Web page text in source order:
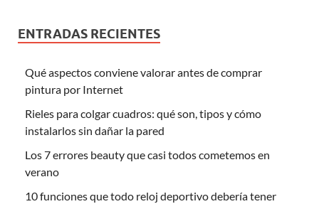
ENTRADAS RECIENTES
Qué aspectos conviene valorar antes de comprar
pintura por Internet
Rieles para colgar cuadros: qué son, tipos y cómo
instalarlos sin dañar la pared
Los 7 errores beauty que casi todos cometemos en
verano
10 funciones que todo reloj deportivo debería tener